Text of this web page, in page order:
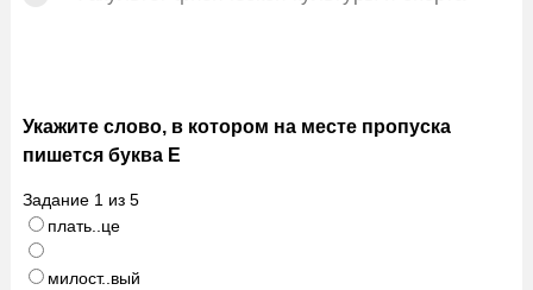
Укажите слово, в котором на месте пропуска
пишется буква Е
Задание 1из 5
плать..це
милост..вый